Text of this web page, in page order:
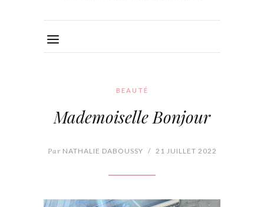
BEAUTÉ
Mademoiselle Bonjour
ParNATHALIE DABOUSSY / 21 JUILLET 2022